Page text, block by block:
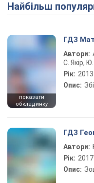
Найбільш
показати
обкладинку
ГДЗ
Автори:
С. Якір,
Рік: 2013
Опис:
ГДЗ
Автори:
Рік: 2017
Опис: